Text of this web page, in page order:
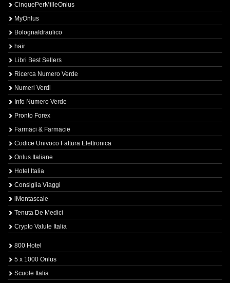
CinquePerMilleOnlus
MyOnlus
BolognaIdraulico
hair
Libri Best Sellers
Ricerca Numero Verde
Numeri Verdi
Info Numero Verde
Pronto Forex
Farmaci & Farmacie
Codice Univoco Fattura Elettronica
Onlus Italiane
Hotel Italia
Consiglia Viaggi
iMontascale
Tenuta De Medici
Crypto Valute Italia
800 Hotel
5 x 1000 Onlus
Scuole Italia